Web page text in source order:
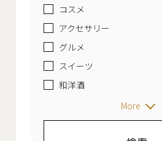
コスメ
アクセサリー
グルメ
スイーツ
和洋酒
More